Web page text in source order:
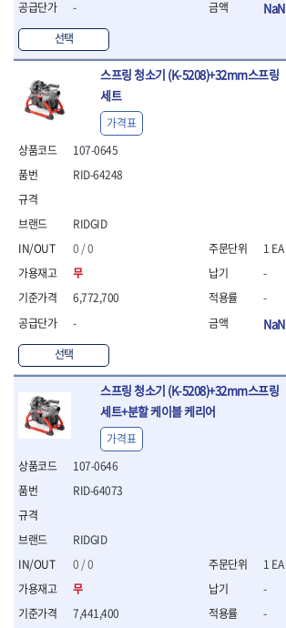
- 방폭T렌치
- 방폭드라이버
- 방폭펀치
- 절연포지비트소켓
철공공구
- 볼트커터
- 핸드볼트커터
- 항공가위
- 클램프
- 볼핀망치
- 함마망치
- 도끼
- 판금망치
- 나일론무반동망치
- 플라스틱망치
- 고무망치
- 평치즐
- 핀펀치세트
- 펀치
- 톱대
- 빠루
- 철공끌
원예.사무용품
- 커터칼
- 전지가위
-
선택
NaN
스프링 청소기 (K-5208)+32mm스프링
세트
107-0645
RIDGID
0 / 0
무
6,772,700
-
선택
RID-64248
가격표
1 EA
-
-
NaN
스프링 청소기 (K-5208)+32mm스프링
세트+분할 케이블 케리어
107-0646
RIDGID
0 / 0
무
7,441,400
RID-64073
가격표
1 EA
-
-